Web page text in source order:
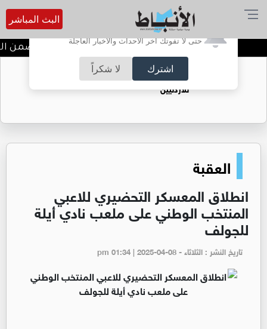
أترغب في تفعيل الإشعارات؟
حتى لا تفوتك آخر الأحداث والأخبار العاجلة
اشترك لا شكراً
البث المباشر
ندوة تعاين التراث الأردني ضمن
حقل الريشة حين يتحول الغاز إلى فرص عمل
للأردنيين
العقبة
انطلاق المعسكر التحضيري للاعبي
المنتخب الوطني على ملعب نادي أيلة
للجولف
تاريخ النشر : الثلاثاء - pm 01:34 | 2025-04-08